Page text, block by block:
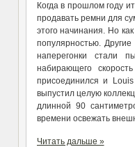
Когда в прошлом году
продавать ремни для
этого начинания. Но
популярностью.
наперегонки стали
набирающего
присоединился и
выпустил целую
длинной 90
времени освежать
Читать дальше »